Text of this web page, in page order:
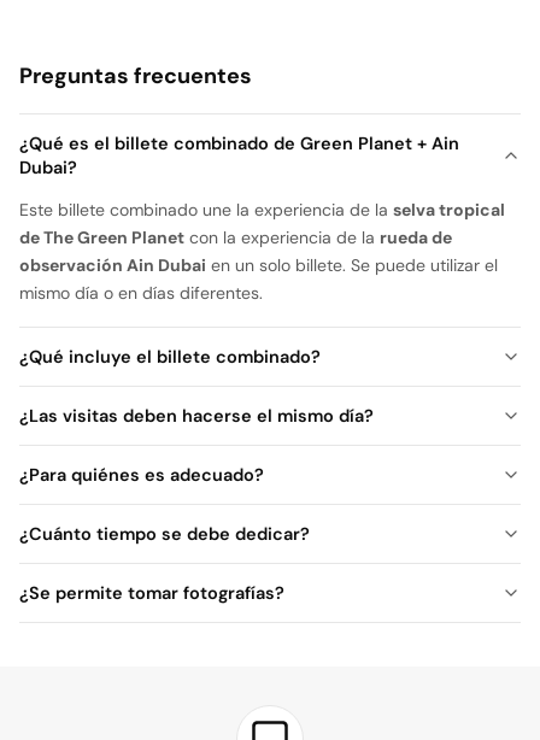
Preguntas frecuentes
¿Qué es el billete combinado de Green Planet + Ain
Dubai?
Este billete combinado une la experiencia de la selva tropical
de The Green Planet con la experiencia de la rueda de
observación Ain Dubai en un solo billete. Se puede utilizar el
mismo día o en días diferentes.
¿Qué incluye el billete combinado?
¿Las visitas deben hacerse el mismo día?
¿Para quiénes es adecuado?
¿Cuánto tiempo se debe dedicar?
¿Se permite tomar fotografías?